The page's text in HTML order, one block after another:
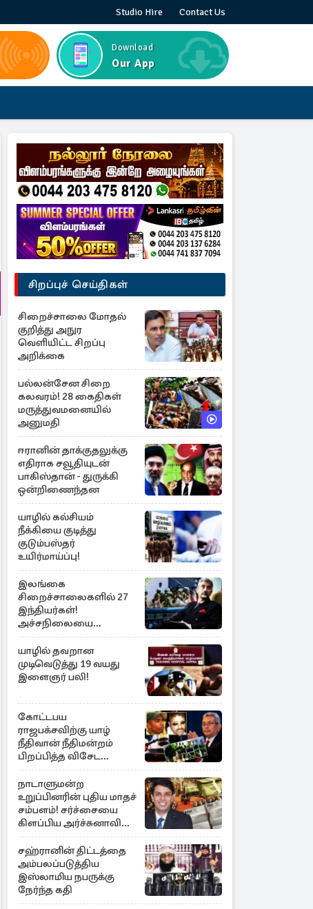
Studio Hire Contact Us
Download
Our App
சிறப்புச் செய்திகள்
சிறைச்சாலை மோதல்
குறித்து அநுர
வெளியிட்ட சிறப்பு
அறிக்கை
பல்லன்சேன சிறை
கலவரம்! 28 கைதிகள்
மருத்துவமனையில்
அனுமதி
ஈரானின் தாக்குதலுக்கு
எதிராக சவூதியுடன்
பாகிஸ்தான் - துருக்கி
ஒன்றிணைந்தன
யாழில் கல்சியம்
நீக்கியை குடித்து
குடும்பஸ்தர்
உயிர்மாய்ப்பு!
இலங்கை
சிறைச்சாலைகளில் 27
இந்தியர்கள்!
அச்சநிலையை
மையப்படுத்தி
ஜெயசங்கர் அறிக்கை
யாழில் தவறான
முடிவெடுத்து 19 வயது
இளைஞர் பலி!
கோட்டபய
ராஜபக்சவிற்கு யாழ்
நீதிவான் நீதிமன்றம்
பிறப்பித்த விசேட
உத்தரவு!
நாடாளுமன்ற
உறுப்பினரின் புதிய மாதச்
சம்பளம்! சர்ச்சையை
கிளப்பிய அர்ச்சுனாவின்
அறிக்கை
சஹ்ரானின் திட்டத்தை
அம்பலப்படுத்திய
இஸ்லாமிய நபருக்கு
நேர்ந்த கதி